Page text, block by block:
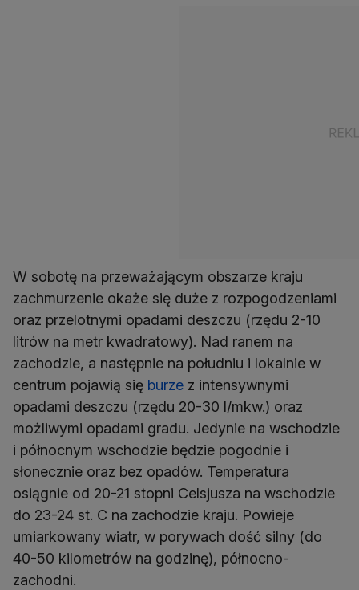
W sobotę na przeważającym obszarze kraju
zachmurzenie okaże się duże z rozpogodzeniami
oraz przelotnymi opadami deszczu (rzędu 2-10
litrów na metr kwadratowy). Nad ranem na
zachodzie, a następnie na południu i lokalnie w
centrum pojawią się burze z intensywnymi
opadami deszczu (rzędu 20-30 l/mkw.) oraz
możliwymi opadami gradu. Jedynie na wschodzie
i północnym wschodzie będzie pogodnie i
słonecznie oraz bez opadów. Temperatura
osiągnie od 20-21 stopni Celsjusza na wschodzie
do 23-24 st. C na zachodzie kraju. Powieje
umiarkowany wiatr, w porywach dość silny (do
40-50 kilometrów na godzinę), północno-
zachodni.